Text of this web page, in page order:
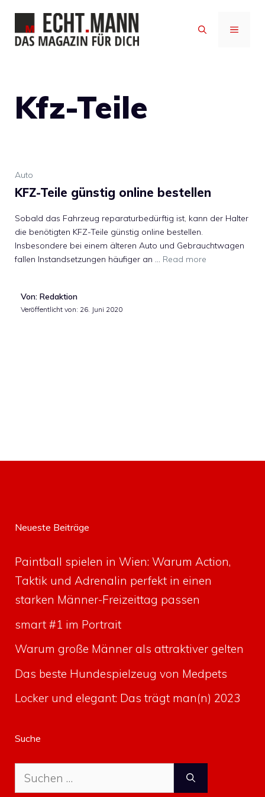
Inhalt
springen
MENÜ
Kfz-Teile
Auto
KFZ-Teile günstig online bestellen
Sobald das Fahrzeug reparaturbedürftig ist, kann der Halter
die benötigten KFZ-Teile günstig online bestellen.
Insbesondere bei einem älteren Auto und Gebrauchtwagen
fallen Instandsetzungen häufiger an … Read more
Von: Redaktion
Veröffentlicht von: 26. Juni 2020
Neueste Beiträge
Paintball spielen in Wien: Warum Action,
Taktik und Adrenalin perfekt in einen
starken Männer-Freizeittag passen
smart #1 im Portrait
Warum große Männer als attraktiver gelten
Das beste Hundespielzeug von Medpets
Locker und elegant: Das trägt man(n) 2023
Suche
Suche
nach: